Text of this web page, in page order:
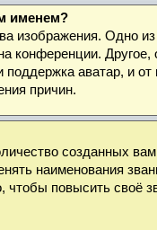
именем?
изображения. Одно
конференции.
аватар, и
причин.
созданных
наименования
повысить своё